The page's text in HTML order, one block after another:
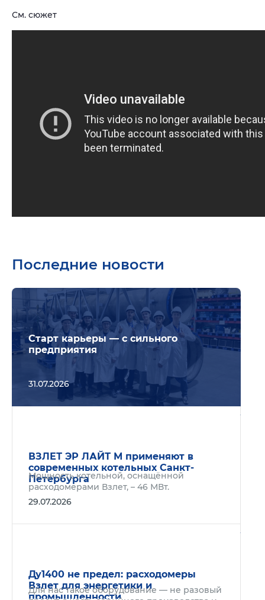
См. сюжет
Последние новости
Старт карьеры — с сильного
предприятия
31.07.2026
ВЗЛЕТ ЭР ЛАЙТ М применяют в
современных котельных Санкт-
Петербурга
Мощность котельной, оснащённой
расходомерами Взлет, – 46 МВт.
29.07.2026
Ду1400 не предел: расходомеры
Взлет для энергетики и
промышленности
Для нас такое оборудование — не разовый